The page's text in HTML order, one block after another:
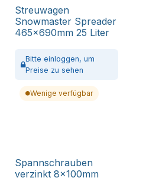
Streuwagen
Snowmaster Spreader
465x690mm 25 Liter
Bitte einloggen, um
Preise zu sehen
Wenige verfügbar
Spannschrauben
verzinkt 8x100mm